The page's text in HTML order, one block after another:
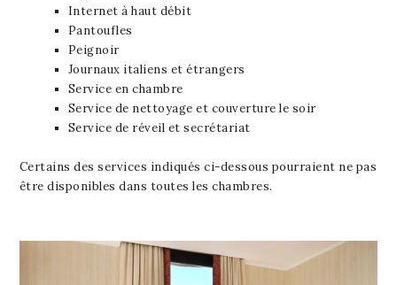
Internet à haut débit
Pantoufles
Peignoir
Journaux italiens et étrangers
Service en chambre
Service de nettoyage et couverture le soir
Service de réveil et secrétariat
Certains des services indiqués ci-dessous pourraient ne pas
être disponibles dans toutes les chambres.